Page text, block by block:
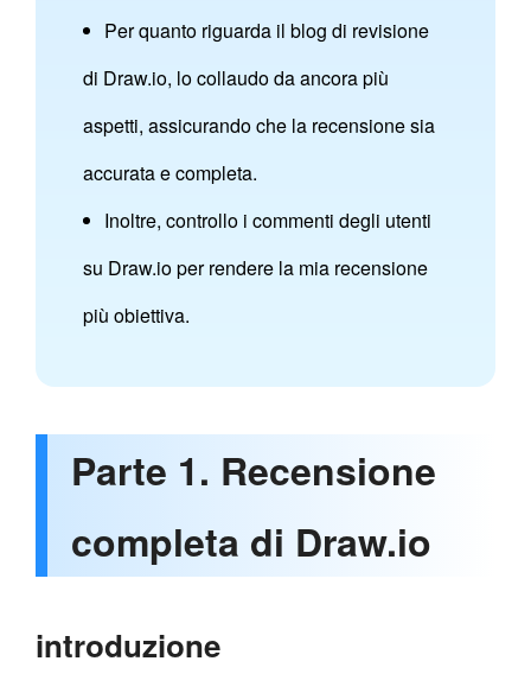
Per quanto riguarda il blog di revisione
di Draw.io, lo collaudo da ancora più
aspetti, assicurando che la recensione sia
accurata e completa.
Inoltre, controllo i commenti degli utenti
su Draw.io per rendere la mia recensione
più obiettiva.
Parte 1. Recensione
completa di Draw.io
introduzione